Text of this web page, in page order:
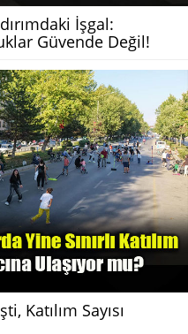
İşgal:
Güvende Değil!
Katılım Sayısı